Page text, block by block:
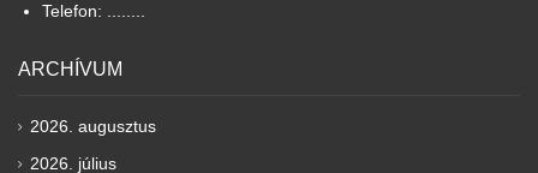
Telefon: ........
ARCHÍVUM
2026. augusztus
2026. július